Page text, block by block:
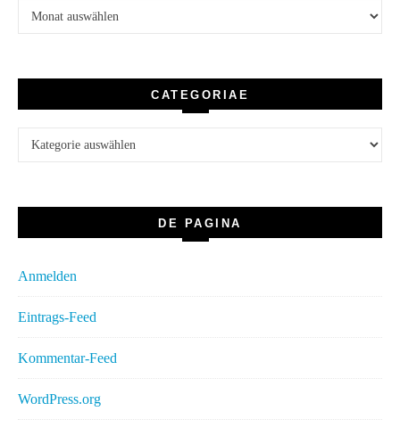
Archivi
CATEGORIAE
Categoriae
DE PAGINA
Anmelden
Eintrags-Feed
Kommentar-Feed
WordPress.org